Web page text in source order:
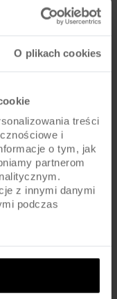
O plikach cookies
treści
i
o tym, jak
partnerom
z innymi danymi
podczas
podany przez
na sztycę
do przewożenia
Przed zakupem warto
sakw oraz jaka jest
lakieru?